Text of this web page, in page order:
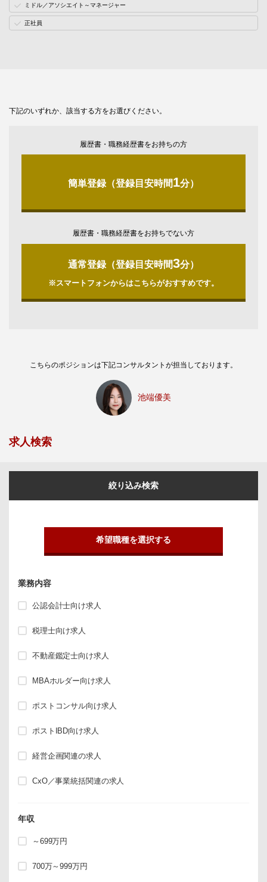
ミドル／アソシエイト～マネージャー
正社員
下記のいずれか、該当する方をお選びください。
履歴書・職務経歴書をお持ちの方
簡単登録（登録目安時間1分）
履歴書・職務経歴書をお持ちでない方
通常登録（登録目安時間3分）
※スマートフォンからはこちらがおすすめです。
こちらのポジションは下記コンサルタントが担当しております。
池端優美
求人検索
絞り込み検索
希望職種を選択する
業務内容
公認会計士向け求人
税理士向け求人
不動産鑑定士向け求人
MBAホルダー向け求人
ポストコンサル向け求人
ポストIBD向け求人
経営企画関連の求人
CxO／事業統括関連の求人
年収
～699万円
700万～999万円